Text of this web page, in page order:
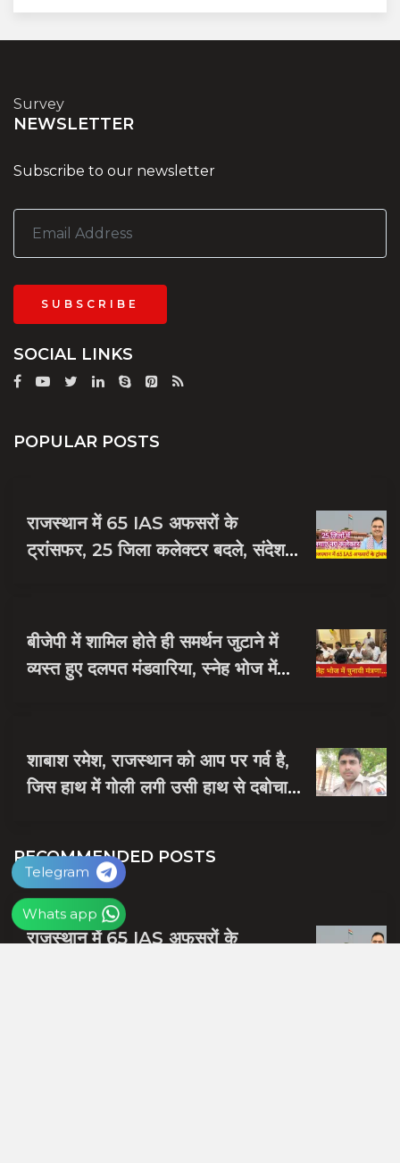
Survey
NEWSLETTER
Subscribe to our newsletter
SUBSCRIBE
SOCIAL LINKS
POPULAR POSTS
राजस्थान में 65 IAS अफसरों के
ट्रांसफर, 25 जिला कलेक्टर बदले, संदेश
बीजेपी में शामिल होते ही समर्थन जुटाने में
व्यस्त हुए दलपत मंडवारिया, स्नेह भोज में
शाबाश रमेश, राजस्थान को आप पर गर्व है,
जिस हाथ में गोली लगी उसी हाथ से दबोचा
RECOMMENDED POSTS
राजस्थान में 65 IAS अफसरों के
Telegram
Whats app